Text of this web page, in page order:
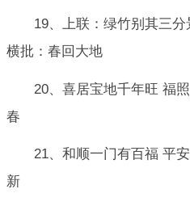
19、上联：绿竹别其三
横批：春回大地
20、喜居宝地千年旺 福
春
21、和顺一门有百福 平
新